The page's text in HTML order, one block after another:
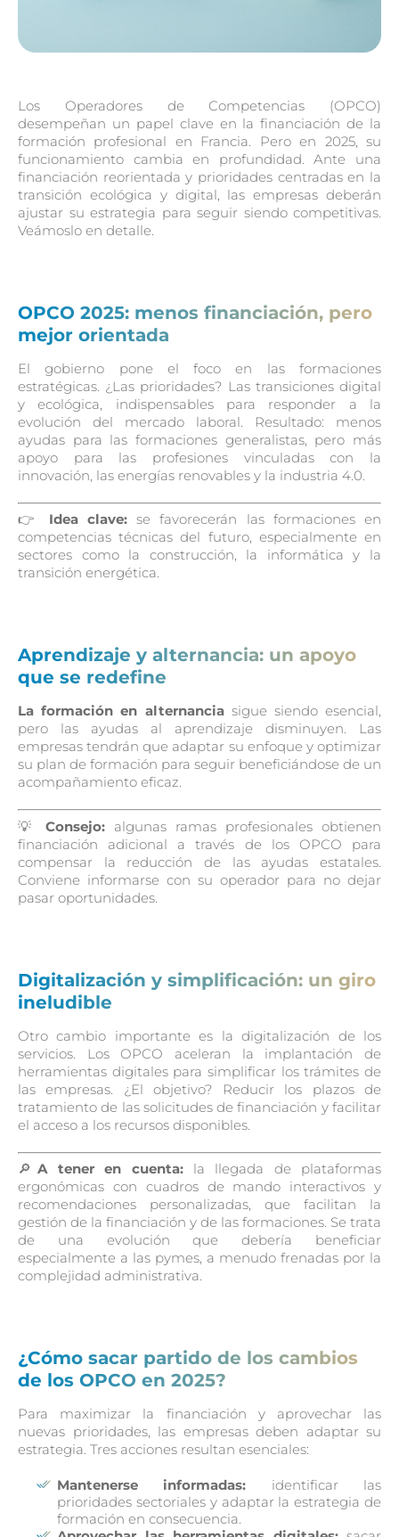
Los Operadores de Competencias (OPCO)
desempeñan un papel clave en la financiación de la
formación profesional en Francia. Pero en 2025, su
funcionamiento cambia en profundidad. Ante una
financiación reorientada y prioridades centradas en la
transición ecológica y digital, las empresas deberán
ajustar su estrategia para seguir siendo competitivas.
Veámoslo en detalle.
OPCO 2025: menos financiación, pero
mejor orientada
El gobierno pone el foco en las formaciones
estratégicas. ¿Las prioridades? Las transiciones digital
y ecológica, indispensables para responder a la
evolución del mercado laboral. Resultado: menos
ayudas para las formaciones generalistas, pero más
apoyo para las profesiones vinculadas con la
innovación, las energías renovables y la industria 4.0.
👉 Idea clave:se favorecerán las formaciones en
competencias técnicas del futuro, especialmente en
sectores como la construcción, la informática y la
transición energética.
Aprendizaje y alternancia: un apoyo
que se redefine
La formación en alternancia sigue siendo esencial,
pero las ayudas al aprendizaje disminuyen. Las
empresas tendrán que adaptar su enfoque y optimizar
su plan de formación para seguir beneficiándose de un
acompañamiento eficaz.
💡 Consejo: algunas ramas profesionales obtienen
financiación adicional a través de los OPCO para
compensar la reducción de las ayudas estatales.
Conviene informarse con su operador para no dejar
pasar oportunidades.
Digitalización y simplificación: un giro
ineludible
Otro cambio importante es la digitalización de los
servicios. Los OPCO aceleran la implantación de
herramientas digitales para simplificar los trámites de
las empresas. ¿El objetivo? Reducir los plazos de
tratamiento de las solicitudes de financiación y facilitar
el acceso a los recursos disponibles.
🔎A tener en cuenta:la llegada de plataformas
ergonómicas con cuadros de mando interactivos y
recomendaciones personalizadas, que facilitan la
gestión de la financiación y de las formaciones. Se trata
de una evolución que debería beneficiar
especialmente a las pymes, a menudo frenadas por la
complejidad administrativa.
¿Cómo sacar partido de los cambios
de los OPCO en 2025?
Para maximizar la financiación y aprovechar las
nuevas prioridades, las empresas deben adaptar su
estrategia. Tres acciones resultan esenciales:
Mantenerse informadas: identificar las
prioridades sectoriales y adaptar la estrategia de
formación en consecuencia.